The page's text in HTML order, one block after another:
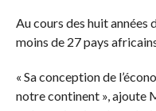
Au cours des huit années
moins de 27 pays
« Sa conception de
notre continent », ajoute